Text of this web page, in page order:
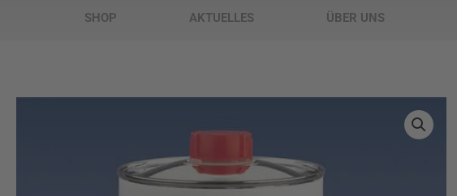
SHOP AKTUELLES ÜBER UNS